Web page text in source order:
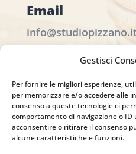
Gestisci
Per fornire le migliori esperienze,
per memorizzare e/o accedere alle
consenso a queste tecnologie ci
comportamento di navigazione o ID
acconsentire o ritirare il consenso
alcune caratteristiche e funzioni.
Email
IT02754810642